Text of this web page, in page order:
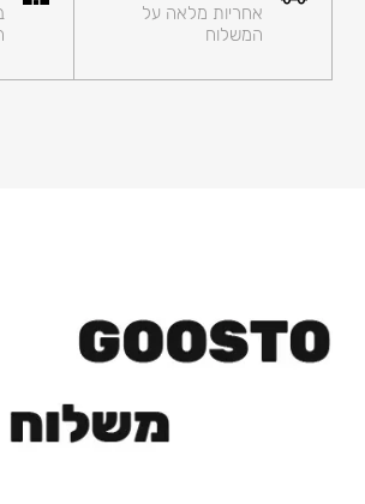
אחריות מלאה על
המשלוח